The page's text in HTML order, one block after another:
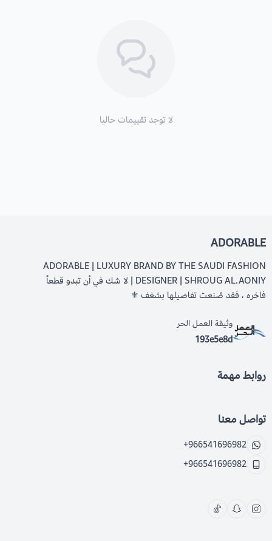
لا توجد تقييمات حاليا
ADORABLE
ADORABLE | LUXURY BRAND BY THE SAUDI FASHION
DESIGNER | SHROUG AL.AONIY | لا شك في أن تبدو قطعاً
فاخره ، فقد صُنعت تفاصيلها بشغف ⚜️
وثيقة العمل الحر
193e5e8d
روابط مهمة
تواصل معنا
+966541696982
+966541696982